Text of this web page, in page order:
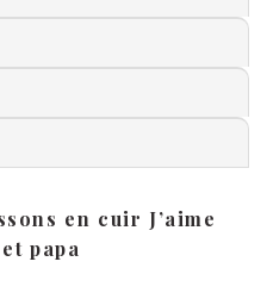
en cuir J’aime
papa